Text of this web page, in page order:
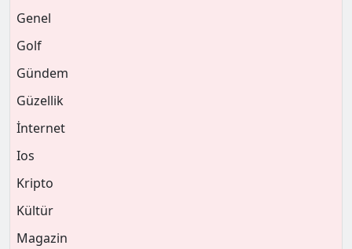
Genel
Golf
Gündem
Güzellik
İnternet
Ios
Kripto
Kültür
Magazin